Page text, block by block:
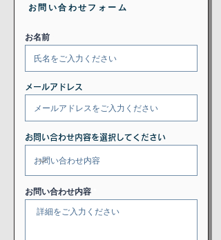
お問い合わせフォーム
お名前
メールアドレス
お問い合わせ内容を選択してください
お問い合わせ内容